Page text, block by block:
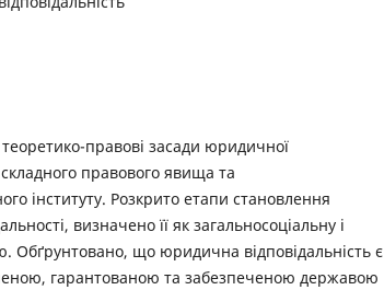
теоретико-правові засади юридичної
складного правового явища та
інституту. Розкрито етапи становлення
визначено її як загальносоціальну і
Обґрунтовано, що юридична відповідальність є
гарантованою та забезпеченою державою